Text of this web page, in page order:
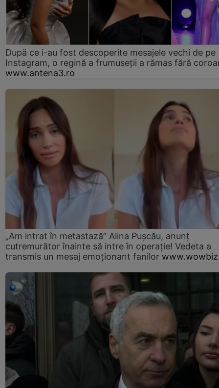
După ce i-au fost descoperite mesajele vechi de pe
Instagram, o regină a frumuseții a rămas fără
www.antena3.ro
„Am intrat în metastază” Alina Pușcău, anunț
cutremurător înainte să intre în operație! Vedeta a
transmis un mesaj emoționant fanilor